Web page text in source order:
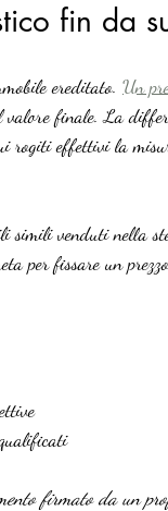
fin da
ereditato. Un
valore finale. La
rogiti effettivi la
simili venduti nella
per fissare un
firmato da un